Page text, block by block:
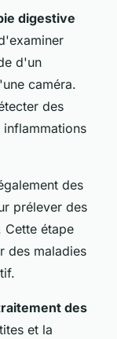
digestive
d'un
caméra.
des
des
prélever des
Cette étape
des maladies
des
et la